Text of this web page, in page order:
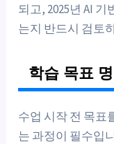
되고, 2025년 AI
는지 반드시 검토
학습 목표
수업 시작 전 목표
는 과정이 필수입